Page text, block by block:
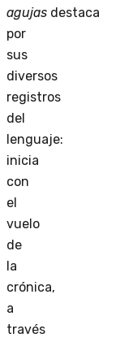
agujas destaca
por
sus
diversos
registros
del
lenguaje:
inicia
con
el
vuelo
de
la
crónica,
a
través